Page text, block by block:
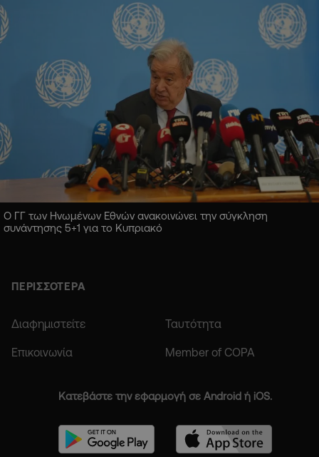
Ο ΓΓ των Ηνωμένων Εθνών ανακοινώνει την σύγκληση
συνάντησης 5+1 για το Κυπριακό
ΠΕΡΙΣΣΟΤΕΡΑ
Διαφημιστείτε Ταυτότητα
Επικοινωνία Member of COPA
Κατεβάστε την εφαρμογή σε Android ή iOS.